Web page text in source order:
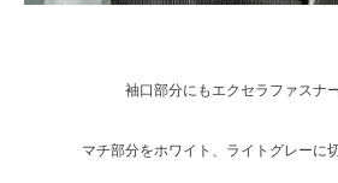
袖口部分にもエクセラファスナ
マチ部分をホワイト、ライトグレーに